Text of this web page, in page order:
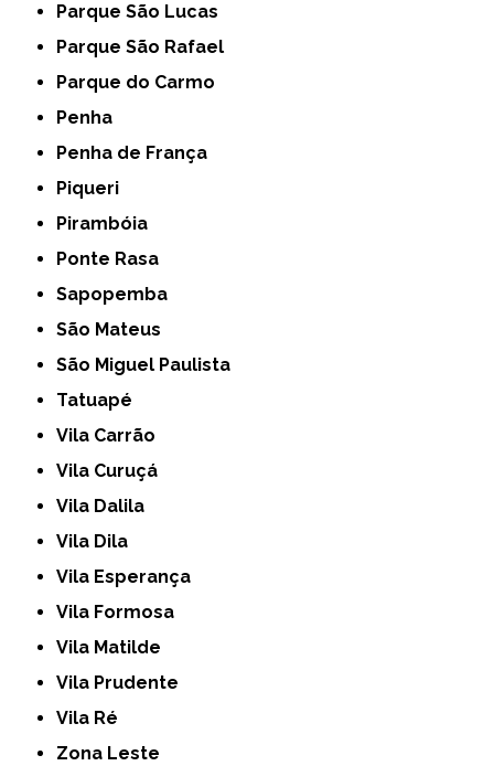
Parque São Lucas
Parque São Rafael
Parque do Carmo
Penha
Penha de França
Piqueri
Pirambóia
Ponte Rasa
Sapopemba
São Mateus
São Miguel Paulista
Tatuapé
Vila Carrão
Vila Curuçá
Vila Dalila
Vila Dila
Vila Esperança
Vila Formosa
Vila Matilde
Vila Prudente
Vila Ré
Zona Leste